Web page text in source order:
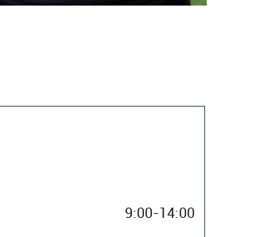
9:00-14:00